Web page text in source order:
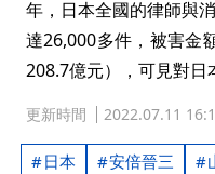
年，日本全國的律師與
達26,000多件，被害金
208.7億元），可見對日
更新時間 2022.07.11
日本 安倍晉三